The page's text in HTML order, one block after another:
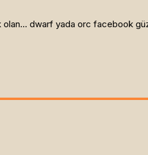
olan... dwarf yada orc facebook